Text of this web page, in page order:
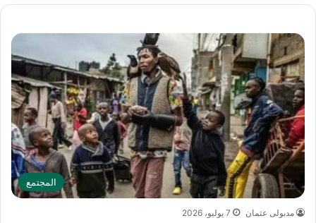
المجتمع
مدبولى عتمان 7 يوليو، 2026